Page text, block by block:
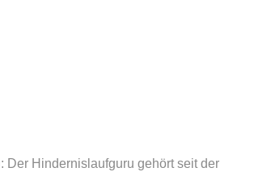
Der Hindernislaufguru gehört seit der